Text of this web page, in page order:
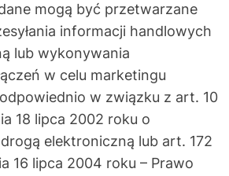
mogą być przetwarzane
informacji handlowych
lub wykonywania
w celu marketingu
w związku z art. 10
18 lipca 2002 roku o
elektroniczną lub art. 172
16 lipca 2004 roku – Prawo